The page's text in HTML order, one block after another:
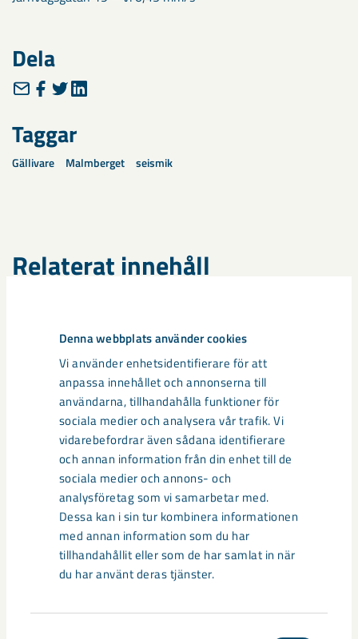
Denna webbplats använder cookies
Vi använder enhetsidentifierare för att
anpassa innehållet och annonserna till
användarna, tillhandahålla funktioner för
sociala medier och analysera vår trafik. Vi
vidarebefordrar även sådana identifierare
och annan information från din enhet till de
sociala medier och annons- och
analysföretag som vi samarbetar med.
Dessa kan i sin tur kombinera informationen
med annan information som du har
tillhandahållit eller som de har samlat in när
du har använt deras tjänster.
Dela
Taggar
Gällivare Malmberget seismik
Relaterat innehåll
Så kan humanoida robotar öka
säkerheten i framtidens gruva
robotar med armar och ben, går snabbt. I takt med att